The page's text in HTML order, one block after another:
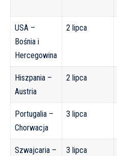
USA –
Bośnia i
Hercegowina
2 lipca
Hiszpania –
Austria
2 lipca
Portugalia –
Chorwacja
3 lipca
Szwajcaria –
3 lipca